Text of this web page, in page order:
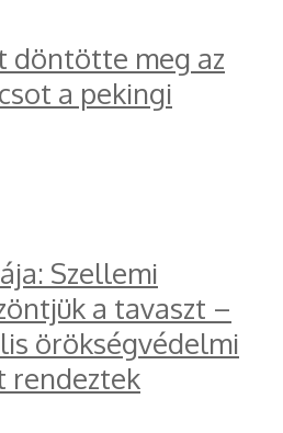
döntötte meg az
a pekingi
Szellemi
a tavaszt –
örökségvédelmi
rendeztek